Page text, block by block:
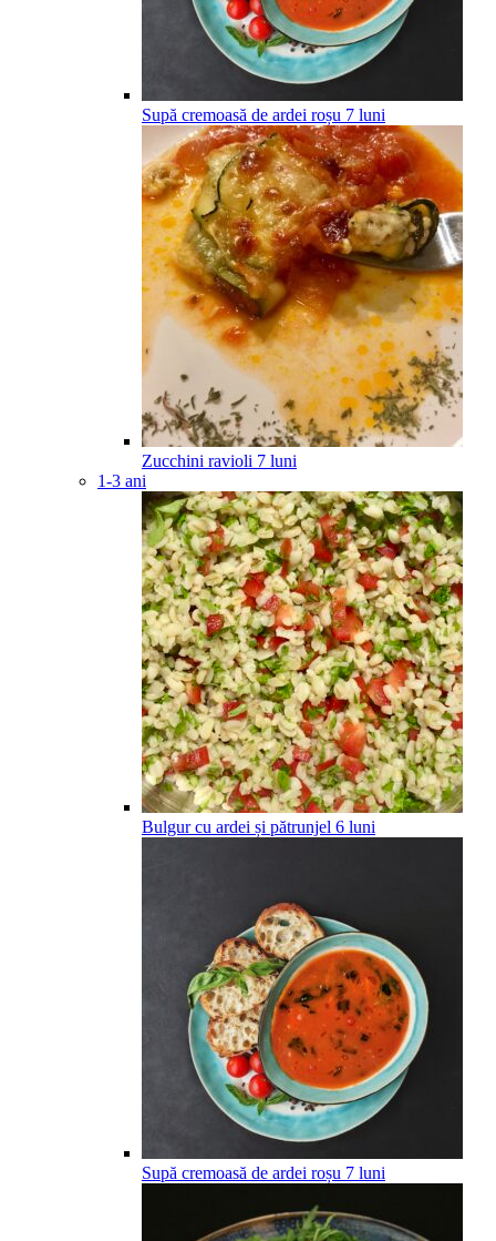
Supă cremoasă de ardei roșu 7 luni
Zucchini ravioli 7 luni
1-3 ani
Bulgur cu ardei și pătrunjel 6 luni
Supă cremoasă de ardei roșu 7 luni